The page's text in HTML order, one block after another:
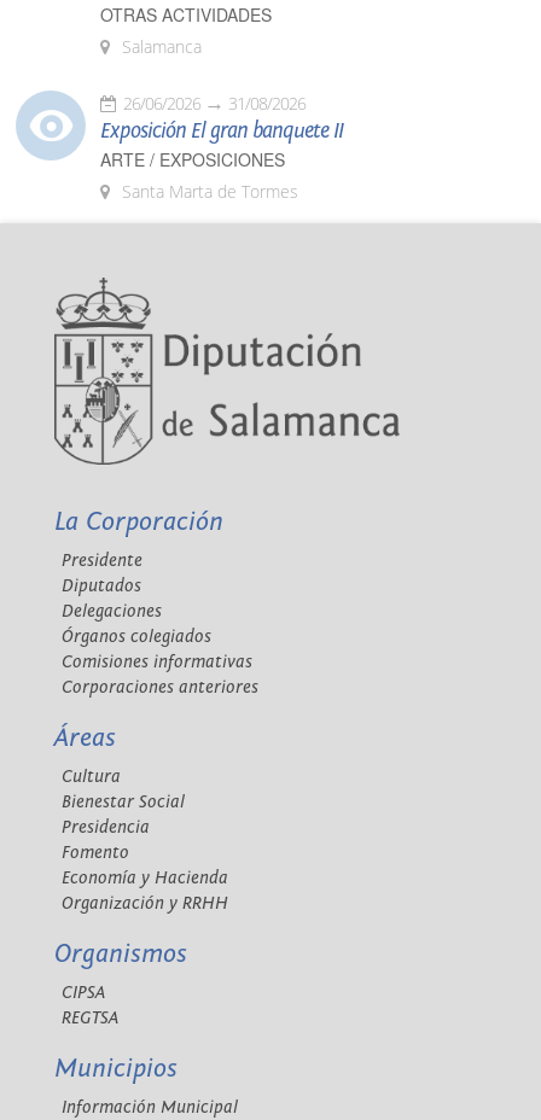
OTRAS ACTIVIDADES
Salamanca
26/06/2026 31/08/2026
Exposición El gran banquete II
ARTE / EXPOSICIONES
Santa Marta de Tormes
La Corporación
Presidente
Diputados
Delegaciones
Órganos colegiados
Comisiones informativas
Corporaciones anteriores
Áreas
Cultura
Bienestar Social
Presidencia
Fomento
Economía y Hacienda
Organización y RRHH
Organismos
CIPSA
REGTSA
Municipios
Información Municipal